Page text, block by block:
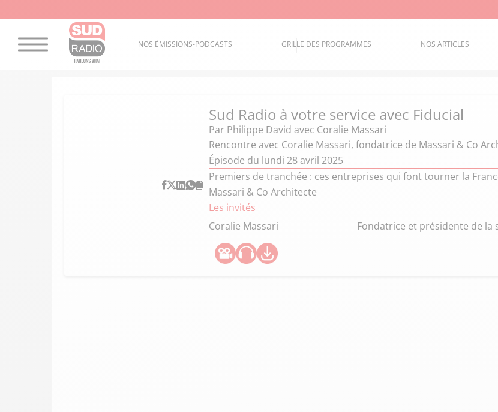
NOS ÉMISSIONS-PODCASTS GRILLE DES PROGRAMMES NOS ARTICLES
Sud Radio à votre service avec Fiducial
Par Philippe David avec Coralie Massari
Rencontre avec Coralie Massari, fondatrice de Massari & Co
Épisode du lundi 28 avril 2025
Premiers de tranchée : ces entreprises qui font tourner la
Massari & Co Architecte
Les invités
Coralie Massari
Fondatrice et présidente de la